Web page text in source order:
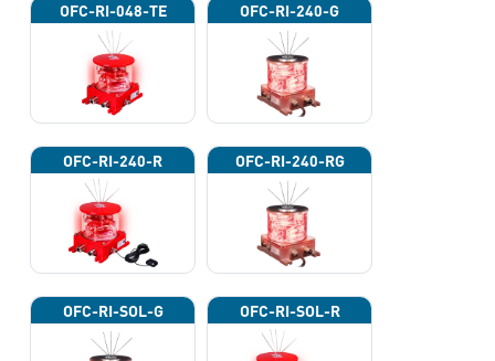
OFC-RI-048-TE OFC-RI-240-G
OFC-RI-240-R OFC-RI-240-RG
OFC-RI-SOL-G OFC-RI-SOL-R